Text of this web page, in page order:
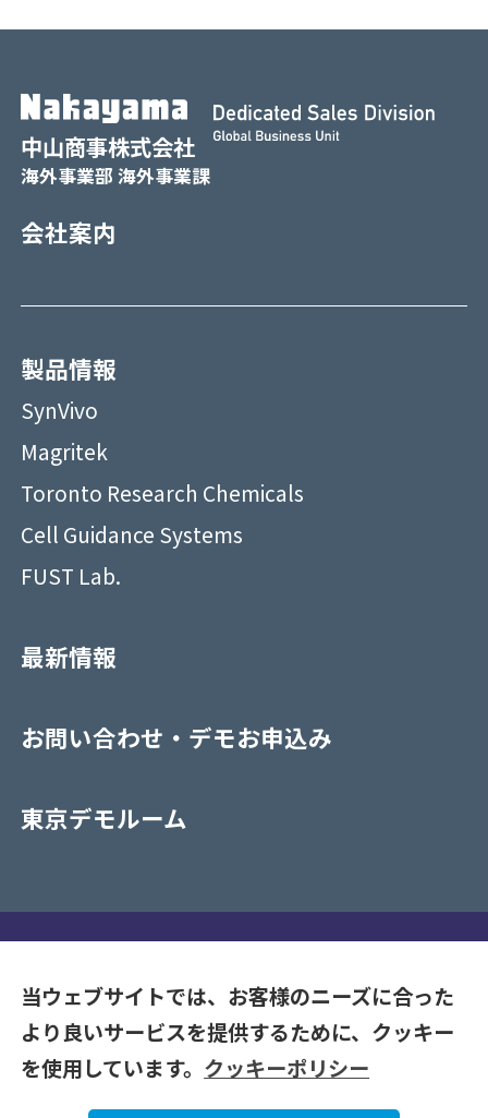
中山商事株式会社
海外事業部 海外事業課
会社案内
製品情報
SynVivo
Magritek
Toronto Research Chemicals
Cell Guidance Systems
FUST Lab.
最新情報
お問い合わせ・デモお申込み
東京デモルーム
Reserve.
当ウェブサイトでは、お客様のニーズに合った
より良いサービスを提供するために、クッキー
を使用しています。 クッキーポリシー